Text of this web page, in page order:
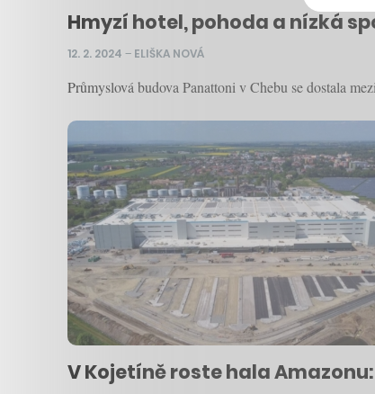
Hmyzí hotel, pohoda a nízká
12. 2. 2024 – ELIŠKA NOVÁ
Průmyslová budova Panattoni v Chebu se dostala
V Kojetíně roste hala